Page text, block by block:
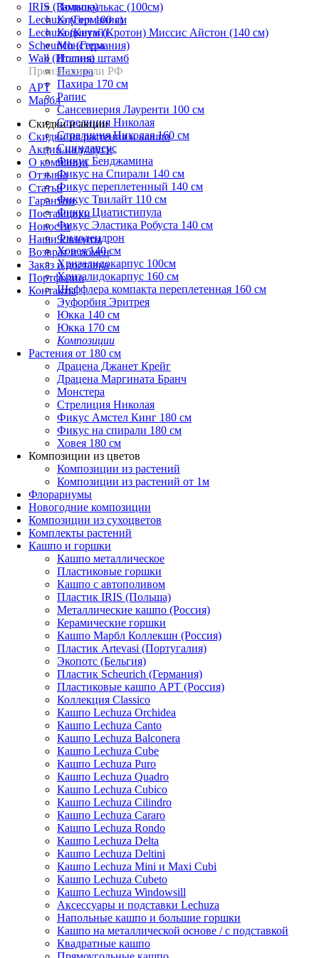
IRIS (Польша)
Lechuza (Германия)
Lechuza (Китай)
Scheurich (Германия)
Wall (Италия)
Производители РФ
АРТ
Марбл
Скидки и акции
Скидки на растения и кашпо
Акции на услуги
О компании
Отзывы
Статьи
Гарантии
Поставщики
Новости
Наши клиенты
Возврат и обмен
Заказ и доставка
Портфолио
Контакты
Замиокулькас (100см)
Клузия 100 см
Кодиеум (Кротон) Миссис Айстон (140 см)
Монстера
Нолина штамб
Пахира
Пахира 170 см
Рапис
Сансевиерия Лауренти 100 см
Стрелиция Николая
Стрелиция Николая 160 см
Сциндапсус
Фикус Бенджамина
Фикус на Спирали 140 см
Фикус переплетенный 140 см
Фикус Твилайт 110 см
Фикус Циатистипула
Фикус Эластика Робуста 140 см
Филодендрон
Ховея 140 см
Хризалидокарпус 100см
Хризалидокарпус 160 см
Шеффлера компакта переплетенная 160 см
Эуфорбия Эритрея
Юкка 140 см
Юкка 170 см
Композиции
Растения от 180 см
Драцена Джанет Крейг
Драцена Маргината Бранч
Монстера
Стрелиция Николая
Фикус Амстел Кинг 180 см
Фикус на спирали 180 см
Ховея 180 см
Композиции из цветов
Композиции из растений
Композиции из растений от 1м
Флорариумы
Новогодние композиции
Композиции из сухоцветов
Комплекты растений
Кашпо и горшки
Кашпо металлическое
Пластиковые горшки
Кашпо с автополивом
Пластик IRIS (Польша)
Металлические кашпо (Россия)
Керамические горшки
Кашпо Марбл Коллекшн (Россия)
Пластик Artevasi (Португалия)
Экопотс (Бельгия)
Пластик Scheurich (Германия)
Пластиковые кашпо АРТ (Россия)
Коллекция Classico
Кашпо Lechuza Orchidea
Кашпо Lechuza Canto
Кашпо Lechuza Balconera
Кашпо Lechuza Cube
Кашпо Lechuza Puro
Кашпо Lechuza Quadro
Кашпо Lechuza Cubico
Кашпо Lechuza Cilindro
Кашпо Lechuza Cararo
Кашпо Lechuza Rondo
Кашпо Lechuza Delta
Кашпо Lechuza Deltini
Кашпо Lechuza Mini и Maxi Cubi
Кашпо Lechuza Cubeto
Кашпо Lechuza Windowsill
Аксессуары и подставки Lechuza
Напольные кашпо и большие горшки
Кашпо на металлической основе / с подставкой
Квадратные кашпо